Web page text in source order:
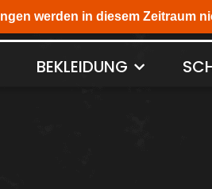
BEKLEIDUNG